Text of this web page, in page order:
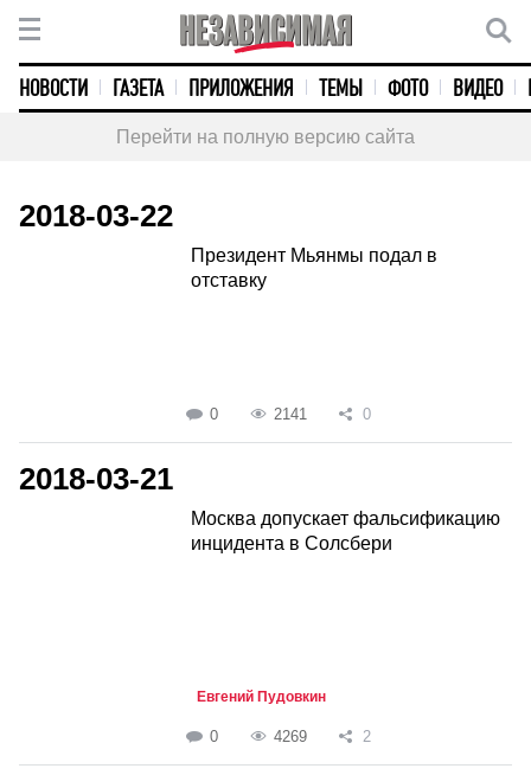
НОВОСТИ ГАЗЕТА ПРИЛОЖЕНИЯ ТЕМЫ ФОТО ВИДЕО
Перейти на полную версию сайта
2018-03-22
Президент Мьянмы подал в
отставку
0 2141 0
2018-03-21
Москва допускает фальсификацию
инцидента в Солсбери
Евгений Пудовкин
0 4269 2